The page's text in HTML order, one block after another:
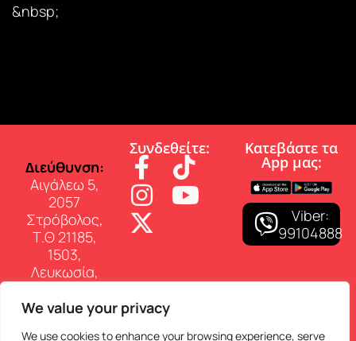
We value your privacy
We use cookies to enhance your browsing experience, serve
&nbsp;
∆ιεύθυνση:
Αιγάλεω 5,
2057
Στρόβολος,
Τ.Θ 21185,
1503,
Λευκωσία,
Επικοινωνία:
Τηλ: 22 460
Συνδεθείτε: Κατεβάστε τα
App µας:
Viber:
99104888